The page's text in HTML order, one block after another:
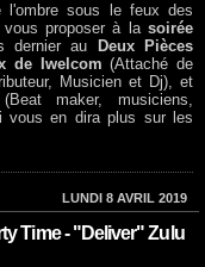
l'ombre sous le feux des
proposer à la soirée
dernier au
Deux Pièces
de Iwelcom (Attaché de
Musicien et Dj), et
(Beat maker, musiciens,
vous en dira plus sur les
LUNDI 8 AVRIL 2019
Time - "Deliver" Zulu